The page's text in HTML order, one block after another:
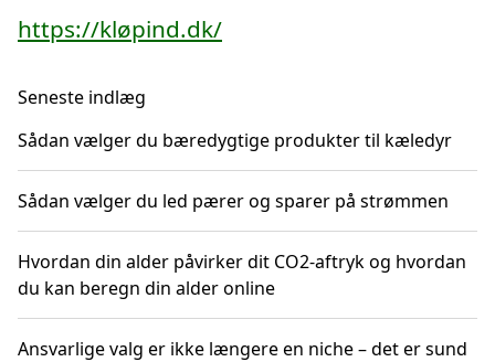
https://kløpind.dk/
Seneste indlæg
Sådan vælger du bæredygtige produkter til kæledyr
Sådan vælger du led pærer og sparer på strømmen
Hvordan din alder påvirker dit CO2-aftryk og hvordan
du kan beregn din alder online
Ansvarlige valg er ikke længere en niche – det er sund